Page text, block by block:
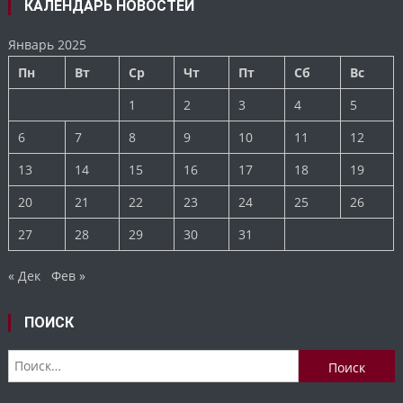
КАЛЕНДАРЬ НОВОСТЕЙ
Январь 2025
Пн
Вт Ср Чт Пт Сб
Вс
1
2 3 4
5
6
7 8 9 10 11
12
13
14 15 16 17 18
19
20
21 22 23 24 25
26
27
28 29 30 31
« Дек Фев »
ПОИСК
Найти: